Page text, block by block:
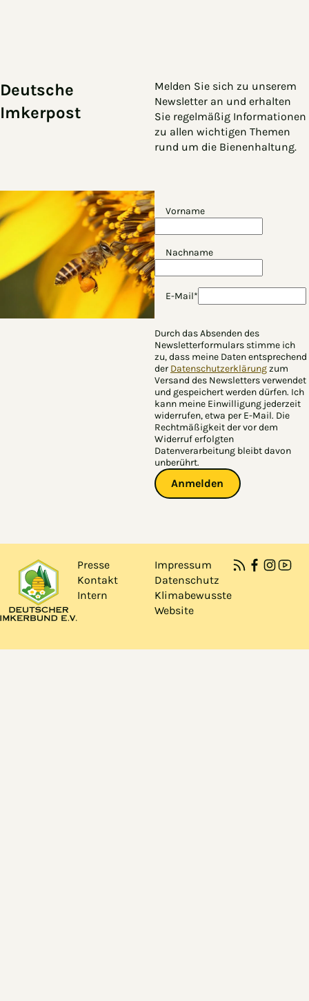
Deutsche
Imkerpost
Melden Sie sich zu unserem
Newsletter an und erhalten
Sie regelmäßig Informationen
zu allen wichtigen Themen
rund um die Bienenhaltung.
Vorname
Nachname
E-Mail*
Durch das Absenden des
Newsletterformulars stimme ich
zu, dass meine Daten entsprechend
der Datenschutzerklärungzum
Versand des Newsletters verwendet
und gespeichert werden dürfen. Ich
kann meine Einwilligung jederzeit
widerrufen, etwa per E-Mail. Die
Rechtmäßigkeit der vor dem
Widerruf erfolgten
Datenverarbeitung bleibt davon
unberührt.
Anmelden
Presse
Kontakt
Intern
Impressum
Datenschutz
Klimabewusste
Website